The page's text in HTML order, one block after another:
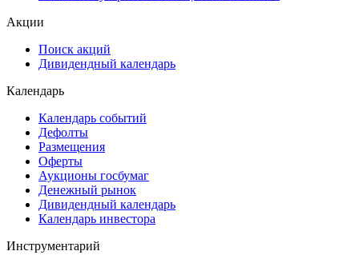
ESG
Самые популярные облигации на Cbonds.ru
Дивидендный календарь
Календарь
Календарь событий
Дефолты
Размещения
Оферты
Денежный рынок